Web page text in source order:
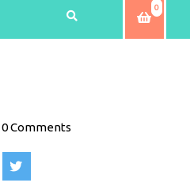
0
0 Comments